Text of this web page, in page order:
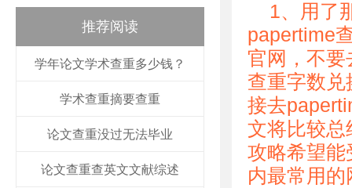
推荐阅读
学年论文学术查重多少钱？
学术查重摘要查重
论文查重没过无法毕业
论文查重查英文文献综述
1、用了
papertime
官网，不
查重字数兑
接去
文将比较总
攻略希望能
内最常用